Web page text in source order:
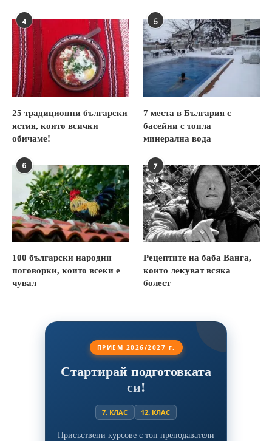
4
25 традиционни български
ястия, които всички
обичаме!
5
7 места в България с
басейни с топла
минерална вода
6
100 български народни
поговорки, които всеки е
чувал
7
Рецептите на баба Ванга,
които лекуват всяка
болест
ПРИЕМ 2026/2027 г.
Стартирай подготовката
си!
7. КЛАС 12. КЛАС
Присъствени курсове с топ преподаватели